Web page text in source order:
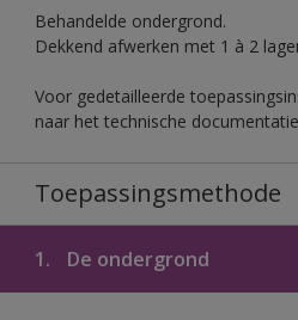
Behandelde ondergrond.
Dekkend afwerken met 1 à 2
Voor gedetailleerde
naar het technische
Toepassingsmethode
1. De ondergrond